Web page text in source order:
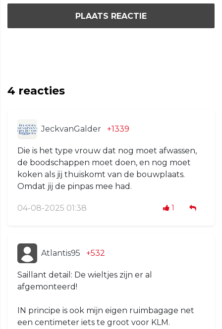
PLAATS REACTIE
4 reacties
JeckvanGalder +1339
Die is het type vrouw dat nog moet afwassen,
de boodschappen moet doen, en nog moet
koken als jij thuiskomt van de bouwplaats.
Omdat jij de pinpas mee had.
04-08-2025 01:38 1
Atlantis95 +532
Saillant detail: De wieltjes zijn er al
afgemonteerd!
IN principe is ook mijn eigen ruimbagage net
een centimeter iets te groot voor KLM.